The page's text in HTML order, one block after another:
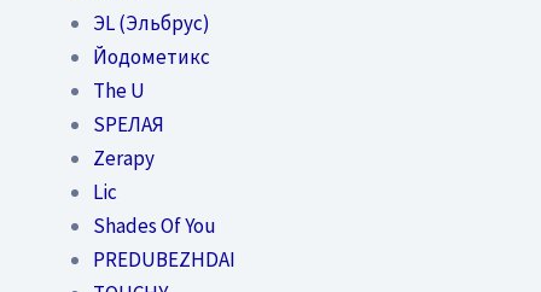
ЭL (Эльбрус)
Йодометикс
The U
SPEЛАЯ
Zerapy
Lic
Shades Of You
PREDUBEZHDAI